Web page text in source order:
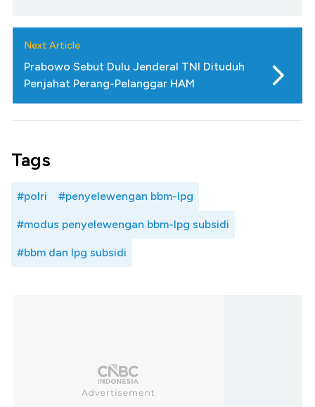
Next Article
Prabowo Sebut Dulu Jenderal TNI Dituduh
Penjahat Perang-Pelanggar HAM
Tags
#polri #penyelewengan bbm-lpg
#modus penyelewengan bbm-lpg subsidi
#bbm dan lpg subsidi